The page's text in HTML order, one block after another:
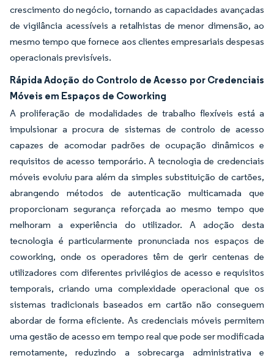
crescimento do negócio, tornando as capacidades avançadas
de vigilância acessíveis a retalhistas de menor dimensão, ao
mesmo tempo que fornece aos clientes empresariais despesas
operacionais previsíveis.
Rápida Adoção do Controlo de Acesso por Credenciais
Móveis em Espaços de Coworking
A proliferação de modalidades de trabalho flexíveis está a
impulsionar a procura de sistemas de controlo de acesso
capazes de acomodar padrões de ocupação dinâmicos e
requisitos de acesso temporário. A tecnologia de credenciais
móveis evoluiu para além da simples substituição de cartões,
abrangendo métodos de autenticação multicamada que
proporcionam segurança reforçada ao mesmo tempo que
melhoram a experiência do utilizador. A adoção desta
tecnologia é particularmente pronunciada nos espaços de
coworking, onde os operadores têm de gerir centenas de
utilizadores com diferentes privilégios de acesso e requisitos
temporais, criando uma complexidade operacional que os
sistemas tradicionais baseados em cartão não conseguem
abordar de forma eficiente. As credenciais móveis permitem
uma gestão de acesso em tempo real que pode ser modificada
remotamente, reduzindo a sobrecarga administrativa e